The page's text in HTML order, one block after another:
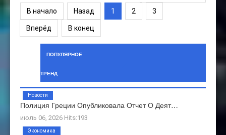
В начало Назад 1 2 3
Вперёд В конец
ПОПУЛЯРНОЕ
ТРЕНД
Полиция Греции Опубликовала Отчет О Деят…
июль 06, 2026 Hits:193
Новости
Экономика